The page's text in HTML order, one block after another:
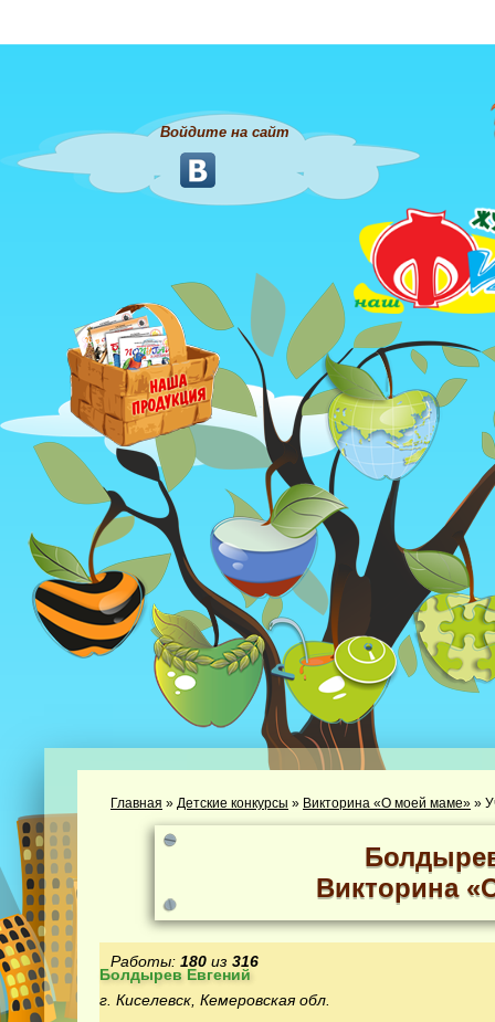
Войдите на сайт
Главная » Детские конкурсы » Викторина «О моей маме» »
Викторина
Работы: 180 из 316
Болдырев Евгений
г. Киселевск, Кемеровская обл.